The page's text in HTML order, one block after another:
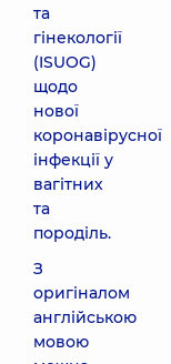
та
гінекології
(ISUOG)
щодо
нової
коронавірусної
інфекції у
вагітних
та
породіль.
З
оригіналом
англійською
мовою